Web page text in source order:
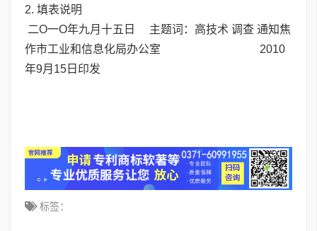
2. 填表说明
二O一O年九月十五日 主题词：高技术 调查 通知焦
作市工业和信息化局办公室 2010
年9月15日印发
标签：